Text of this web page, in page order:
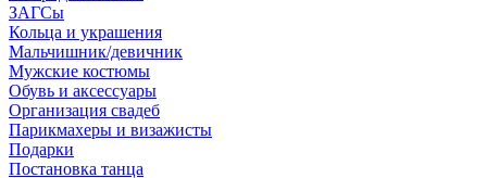
ЗАГСы
Кольца и украшения
Мальчишник/девичник
Мужские костюмы
Обувь и аксессуары
Организация свадеб
Парикмахеры и визажисты
Подарки
Постановка танца